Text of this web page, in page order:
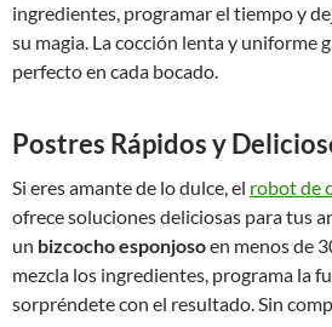
ingredientes, programar el tiempo y
su magia. La cocción lenta y uniforme
perfecto en cada bocado.
Postres Rápidos y
Si eres amante de lo dulce, el robot de
ofrece soluciones deliciosas para tus
un bizcocho esponjosoen menos de
mezcla los ingredientes, programa la
sorpréndete con el resultado. Sin